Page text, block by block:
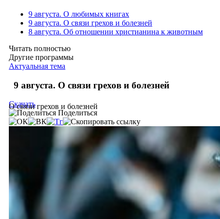
9 августа. О любимых книгах
9 августа. О связи грехов и болезней
8 августа. Об отношении христианина к животным
Читать полностью
Другие программы
Актуальная тема
9 августа. О связи грехов и болезней
О связи грехов и болезней
Скачать
Поделиться